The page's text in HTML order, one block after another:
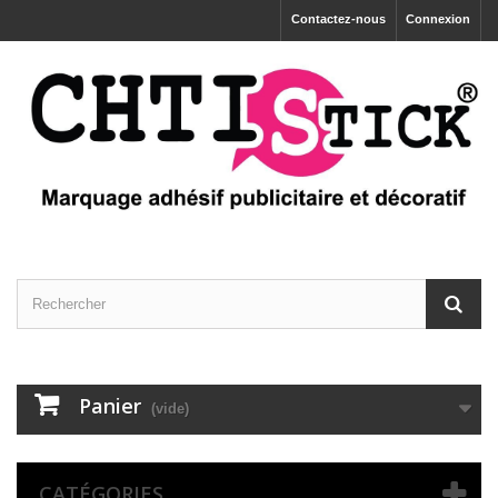
Connexion
Contactez-nous
Panier (vide)